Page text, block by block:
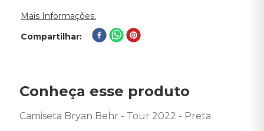
Mais Informações.
Compartilhar
Conheça esse produto
Camiseta Bryan Behr - Tour 2022 - Preta